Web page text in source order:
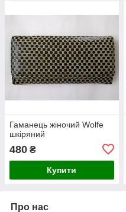
Гаманець жіночий Wolfe
шкіряний
480 ₴
Купити
Про нас